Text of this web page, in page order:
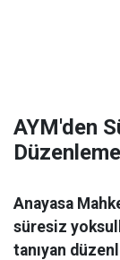
AYM'den
Anayasa
süresiz
tanıyan